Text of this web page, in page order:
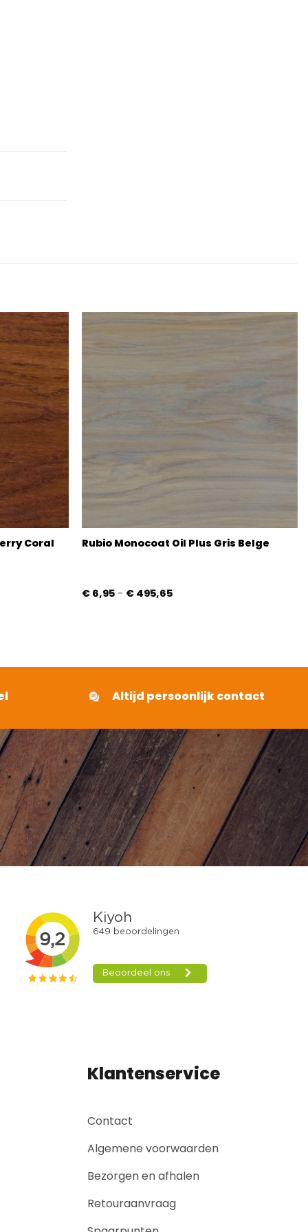
Coral Rubio Monocoat Oil Plus Gris Belge
€ 6,95 - € 495,65Prijsklasse:
Altijd persoonlijk contact
Klantenservice
Contact
Algemene voorwaarden
Bezorgen en afhalen
Retouraanvraag